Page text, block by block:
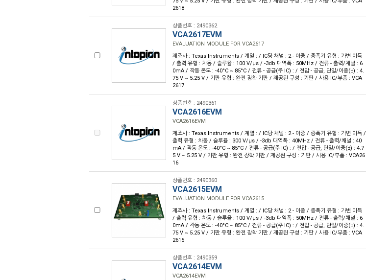
2618
상품번호 : 2490362
VCA2617EVM
EVALUATION MODULE FOR VCA2617
제조사 : Texas Instruments / 계열 : / IC당 채널 : 2 - 이중 / 증폭기 유형 : 가변 이득
/ 출력 유형 : 차동 / 슬루율 : 100 V/µs / -3db 대역폭 : 50MHz / 전류 - 출력/채널 : 6
0mA / 작동 온도 : -40°C ~ 85°C / 전류 - 공급(주 IC) : / 전압 - 공급, 단일/이중(±) : 4.
75 V ~ 5.25 V / 기판 유형 : 완전 장착 기판 / 제공된 구성 : 기판 / 사용 IC/부품 : VCA
2617
상품번호 : 2490361
VCA2616EVM
VCA2616EVM
제조사 : Texas Instruments / 계열 : / IC당 채널 : 2 - 이중 / 증폭기 유형 : 가변 이득 /
출력 유형 : 차동 / 슬루율 : 300 V/µs / -3db 대역폭 : 40MHz / 전류 - 출력/채널 : 40
mA / 작동 온도 : -40°C ~ 85°C / 전류 - 공급(주 IC) : / 전압 - 공급, 단일/이중(±) : 4.7
5 V ~ 5.25 V / 기판 유형 : 완전 장착 기판 / 제공된 구성 : 기판 / 사용 IC/부품 : VCA26
16
상품번호 : 2490360
VCA2615EVM
EVALUATION MODULE FOR VCA2615
제조사 : Texas Instruments / 계열 : / IC당 채널 : 2 - 이중 / 증폭기 유형 : 가변 이득
/ 출력 유형 : 차동 / 슬루율 : 100 V/µs / -3db 대역폭 : 50MHz / 전류 - 출력/채널 : 6
0mA / 작동 온도 : -40°C ~ 85°C / 전류 - 공급(주 IC) : / 전압 - 공급, 단일/이중(±) : 4.
75 V ~ 5.25 V / 기판 유형 : 완전 장착 기판 / 제공된 구성 : 기판 / 사용 IC/부품 : VCA
2615
상품번호 : 2490359
VCA2614EVM
VCA2614EVM